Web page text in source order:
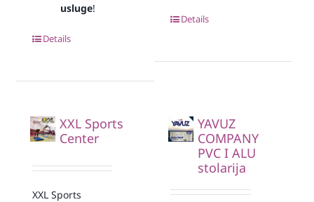
usluge!
Details
Details
XXL Sports
Center
XXL Sports
YAVUZ
COMPANY
PVC I ALU
stolarija